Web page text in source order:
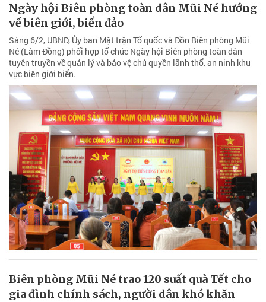
Ngày hội Biên phòng toàn dân Mũi Né hướng
về biên giới, biển đảo
Sáng 6/2, UBND, Ủy ban Mặt trận Tổ quốc và Đồn Biên phòng Mũi
Né (Lâm Đồng) phối hợp tổ chức Ngày hội Biên phòng toàn dân
tuyên truyền về quản lý và bảo vệ chủ quyền lãnh thổ, an ninh khu
vực biên giới biển.
Biên phòng Mũi Né trao 120 suất quà Tết cho
gia đình chính sách, người dân khó khăn